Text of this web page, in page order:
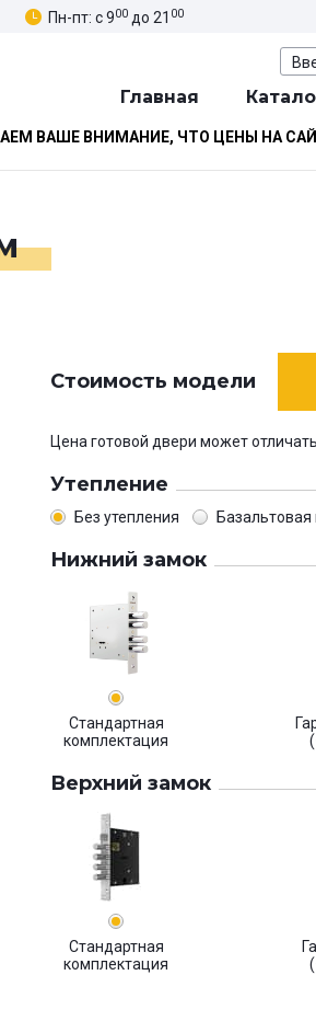
Пн-пт: с 900 до 21 00
Главная
ВАШЕ ВНИМАНИЕ, ЧТО ЦЕНЫ НА
Стоимость модели
Цена готовой двери может
Утепление
Без утепления Базальтовая
Нижний замок
Стандартная
комплектация
Верхний замок
Стандартная
комплектация